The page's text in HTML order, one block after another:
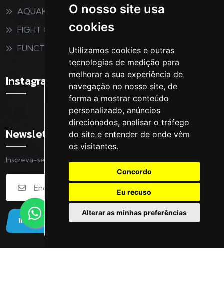
O nosso site usa
cookies
Utilizamos cookies e outras
tecnologias de medição para
melhorar a sua experiência de
navegação no nosso site, de
forma a mostrar conteúdo
personalizado, anúncios
direcionados, analisar o tráfego
do site e entender de onde vêm
os visitantes.
Concordo
Eu recuso
Alterar as minhas preferências
AQUAKIDS
FIGHT CLUB
FUNCTIONAL
Instagram
Newsletter
Inscreva-se na nossa Newsletter
INSCREVER